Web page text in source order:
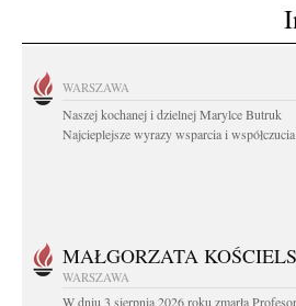
WARSZAWA
Naszej kochanej i dzielnej Marylce Butruk
Najcieplejsze wyrazy wsparcia i
MAŁGORZATA
WARSZAWA
W dniu 3 sierpnia 2026 roku zmarła Profesor